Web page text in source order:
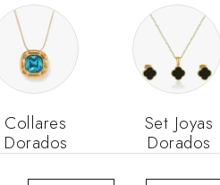
Collares
Dorados
Set Joyas
Dorados